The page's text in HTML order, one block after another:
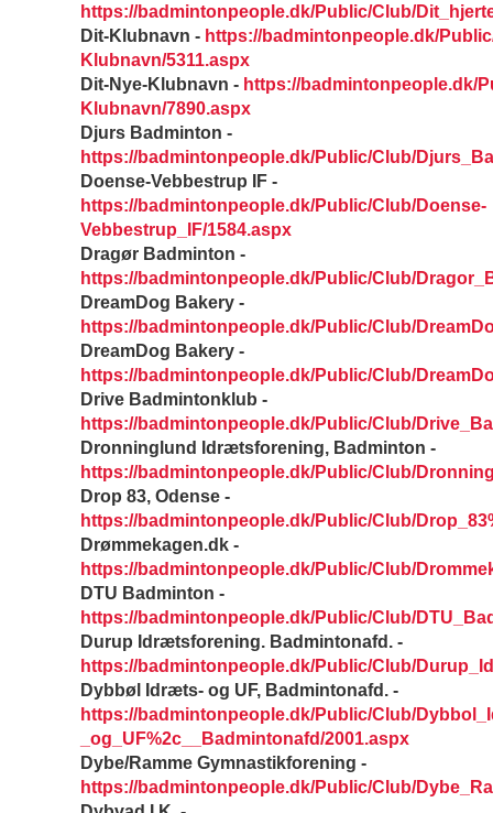
https://badmintonpeople.dk/Public/Club/
Dit-Klubnavn - https://badmintonpeople.dk/
Klubnavn/5311.aspx
Dit-Nye-Klubnavn - https://badmintonpeople.dk/
Klubnavn/7890.aspx
Djurs Badminton -
https://badmintonpeople.dk/Public/Club/
Doense-Vebbestrup IF -
https://badmintonpeople.dk/Public/Club/Doense-
Vebbestrup_IF/1584.aspx
Dragør Badminton -
https://badmintonpeople.dk/Public/Club/
DreamDog Bakery -
https://badmintonpeople.dk/Public/Club/
DreamDog Bakery -
https://badmintonpeople.dk/Public/Club/
Drive Badmintonklub -
https://badmintonpeople.dk/Public/Club/
Dronninglund Idrætsforening, Badminton -
https://badmintonpeople.dk/Public/Club/
Drop 83, Odense -
https://badmintonpeople.dk/Public/Club/
Drømmekagen.dk -
https://badmintonpeople.dk/Public/Club/
DTU Badminton -
https://badmintonpeople.dk/Public/Club/
Durup Idrætsforening. Badmintonafd. -
https://badmintonpeople.dk/Public/Club/
Dybbøl Idræts- og UF, Badmintonafd. -
https://badmintonpeople.dk/Public/Club/
_og_UF%2c__Badmintonafd/2001.aspx
Dybe/Ramme Gymnastikforening -
https://badmintonpeople.dk/Public/Club/